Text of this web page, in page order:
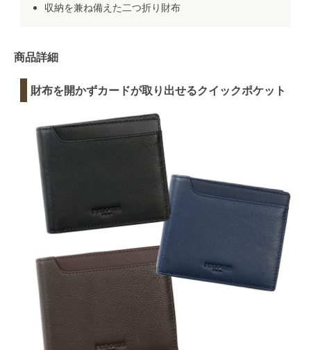
収納を兼ね備えた二つ折り財布
商品詳細
財布を開かずカードが取り出せるクイックポケット